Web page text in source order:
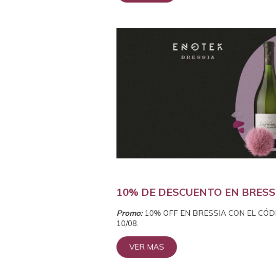
10% DE DESCUENTO EN
Promo: 10% OFF EN BRESSIA CON EL
10/08.
VER MAS